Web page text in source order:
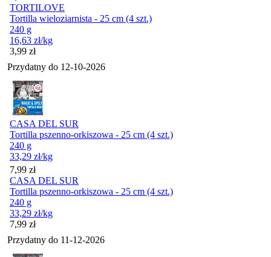
TORTILOVE
Tortilla wieloziarnista - 25 cm (4 szt.)
240 g
16,63 zł/kg
Cena
3,99 zł
Przydatny do 12-10-2026
CASA DEL SUR
Tortilla pszenno-orkiszowa - 25 cm (4 szt.)
240 g
33,29 zł/kg
Cena
7,99 zł
CASA DEL SUR
Tortilla pszenno-orkiszowa - 25 cm (4 szt.)
240 g
33,29 zł/kg
Cena
7,99 zł
Przydatny do 11-12-2026